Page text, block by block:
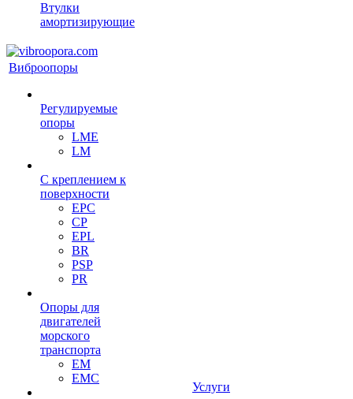
Втулки
амортизирующие
Виброопоры
Регулируемые
опоры
LME
LM
С креплением к
поверхности
EPC
CP
EPL
BR
PSP
PR
Опоры для
двигателей
морского
транспорта
EM
EMC
Услуги